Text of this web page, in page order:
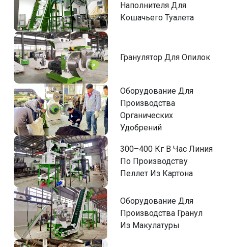
Наполнителя Для
Кошачьего Туалета
Гранулятор Для Опилок
Оборудование Для
Производства
Органических
Удобрений
300–400 Кг В Час Линия
По Производству
Пеллет Из Картона
Оборудование Для
Производства Гранул
Из Макулатуры